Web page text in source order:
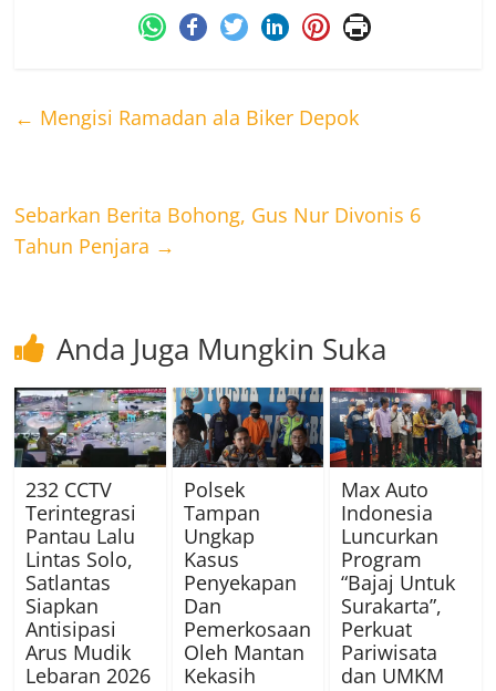
← Mengisi Ramadan ala Biker Depok
Sebarkan Berita Bohong, Gus Nur Divonis 6
Tahun Penjara →
Anda Juga Mungkin Suka
232 CCTV
Terintegrasi
Pantau Lalu
Lintas Solo,
Satlantas
Siapkan
Antisipasi
Arus Mudik
Lebaran 2026
Polsek
Tampan
Ungkap
Kasus
Penyekapan
Dan
Pemerkosaan
Oleh Mantan
Kekasih
Max Auto
Indonesia
Luncurkan
Program
“Bajaj Untuk
Surakarta”,
Perkuat
Pariwisata
dan UMKM